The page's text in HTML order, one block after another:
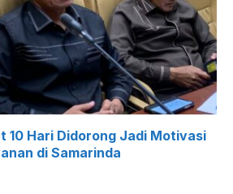
10 Hari Didorong Jadi Motivasi
di Samarinda